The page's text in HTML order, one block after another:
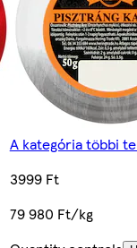
A kategória többi
3999 Ft
79 980 Ft/kg